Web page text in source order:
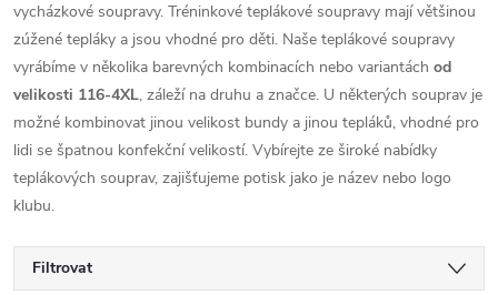
vycházkové soupravy. Tréninkové teplákové soupravy mají většinou
zúžené tepláky a jsou vhodné pro děti. Naše teplákové soupravy
vyrábíme v několika barevných kombinacích nebo variantách od
velikosti 116-4XL, záleží na druhu a značce. U některých souprav je
možné kombinovat jinou velikost bundy a jinou tepláků, vhodné pro
lidi se špatnou konfekční velikostí. Vybírejte ze široké nabídky
teplákových souprav, zajišťujeme potisk jako je název nebo logo
klubu.
Filtrovat